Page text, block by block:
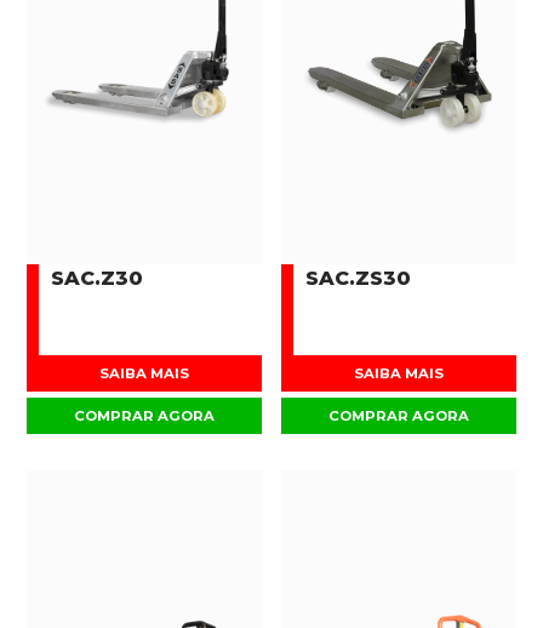
SAC.Z30
SAIBA MAIS
COMPRAR AGORA
SAC.ZS30
SAIBA MAIS
COMPRAR AGORA